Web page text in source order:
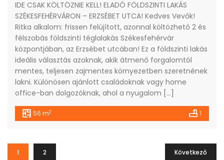
IDE CSAK KÖLTÖZNIE KELL! ELADÓ FÖLDSZINTI LAKÁS
SZÉKESFEHÉRVÁRON – ERZSÉBET UTCA! Kedves Vevők!
Ritka alkalom: frissen felújított, azonnal költözhető 2 és
félszobás földszinti téglalakás Székesfehérvár
központjában, az Erzsébet utcában! Ez a földszinti lakás
ideális választás azoknak, akik átmenő forgalomtól
mentes, teljesen zajmentes környezetben szeretnének
lakni. Különösen ajánlott családoknak vagy home
office-ban dolgozóknak, ahol a nyugalom […]
56 m2 1
1 2 Következő